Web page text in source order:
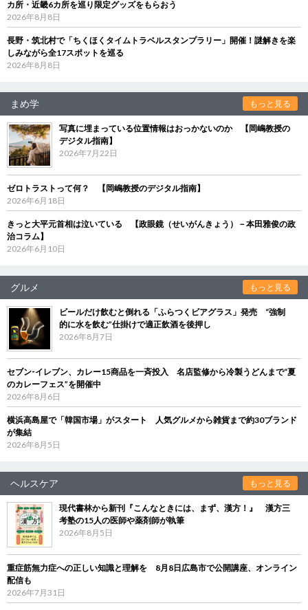
カ所・近畿6カ所を巡り限定グッズをもらおう
2026年8月8日
長野・筑北村で「ちくほくタイムトラベルスタンプラリー」開催！謎解きを楽
しみながら全17スポットを巡る
2026年8月8日
まめ学 もっと見る
写真に埋まっている位置情報はおっかないのか 【岡嶋教授の
デジタル指南】
2026年7月22日
ゼロトラストって何？ 【岡嶋教授のデジタル指南】
2026年6月18日
きっと大平元首相は泣いている 【政眼鏡（せいがんきょう）－本田雅俊の政
治コラム】
2026年6月10日
グルメ もっと見る
ビールだけ飲むと倒れる「ふらつくビアグラス」発売 “強制
的に水を飲む”仕掛けで適正飲酒を後押し
2026年8月7日
セブン‐イレブン、カレー15商品を一斉投入 名店監修から冷製うどんまで“夏
のカレーフェス”を開催中
2026年8月6日
横浜高島屋で「韓国市場」がスタート 人気グルメから雑貨まで約30ブランド
が集結
2026年8月5日
ヘルスケア もっと見る
現代書林から新刊『こんなときには、まず、漢方！』 漢方三
考塾の15人の医師や薬剤師が執筆
2026年8月5日
重症筋無力症への正しい知識と理解を 8月8日広島市で公開講座、オンライン
配信も
2026年7月31日